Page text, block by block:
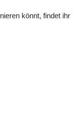
könnt, findet ihr